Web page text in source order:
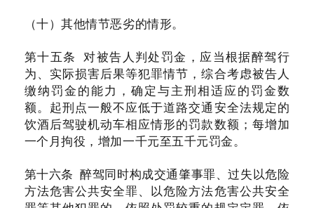
（十）其他情节恶劣的情形。
第十五条 对被告人判处罚金，应当根据醉驾行
为、实际损害后果等犯罪情节，综合考虑被告人
缴纳罚金的能力，确定与主刑相适应的罚金数
额。起刑点一般不应低于道路交通安全法规定的
饮酒后驾驶机动车相应情形的罚款数额；每增加
一个月拘役，增加一千元至五千元罚金。
第十六条 醉驾同时构成交通肇事罪、过失以危险
方法危害公共安全罪、以危险方法危害公共安全